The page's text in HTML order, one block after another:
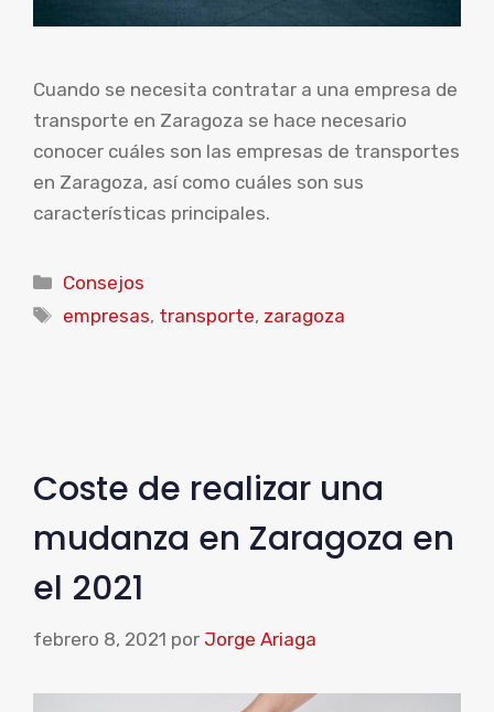
Cuando se necesita contratar a una empresa de
transporte en Zaragoza se hace necesario
conocer cuáles son las empresas de transportes
en Zaragoza, así como cuáles son sus
características principales.
Categorías
Consejos
Etiquetas
empresas, transporte, zaragoza
Coste de realizar una
mudanza en Zaragoza en
el 2021
febrero 8, 2021 por Jorge Ariaga